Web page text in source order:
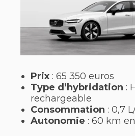
Prix : 65 350 euros
Type d’hybridation :
rechargeable
Consommation : 0,7
Autonomie : 60 km